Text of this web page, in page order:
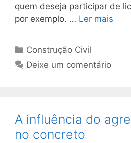
quem deseja participar de
por exemplo. … Ler mais
Construção Civil
Deixe um comentário
A influência do
no concreto